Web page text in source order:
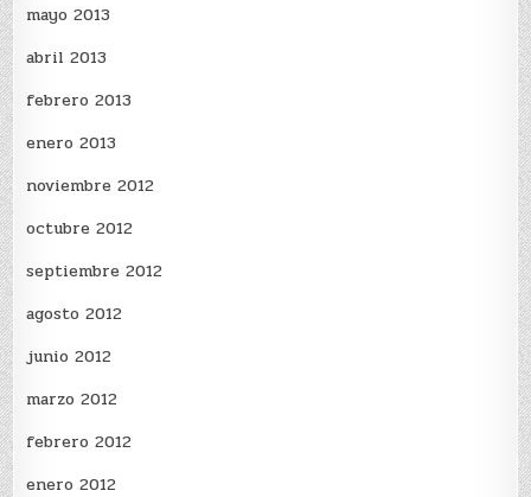
mayo 2013
abril 2013
febrero 2013
enero 2013
noviembre 2012
octubre 2012
septiembre 2012
agosto 2012
junio 2012
marzo 2012
febrero 2012
enero 2012